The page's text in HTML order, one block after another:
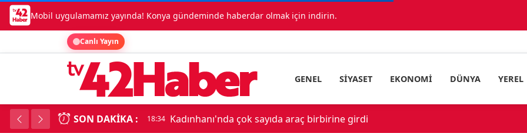
Mobil uygulamamız yayında! Konya gündeminde haberdar olmak için indirin.
Canlı Yayın
GENEL SIYASET EKONOMI DÜNYA YEREL
SON DAKIKA : 18:34 Kadınhanı'nda çok sayıda araç birbirine girdi